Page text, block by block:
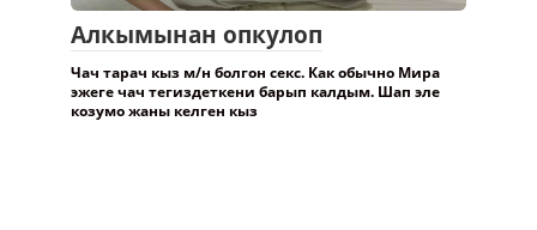
Алкымынан опкулоп
Чач тарач кыз м/н болгон секс. Как обычно Мира
эжеге чач тегиздеткени барып калдым. Шап эле
козумо жаны келген кыз